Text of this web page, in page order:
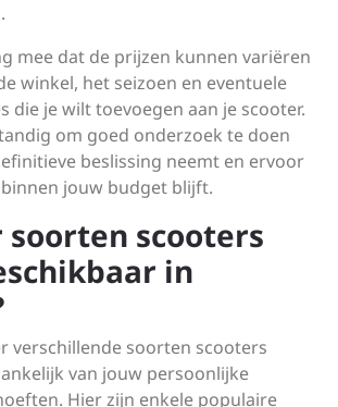
mee dat de prijzen kunnen variëren
winkel, het seizoen en eventuele
die je wilt toevoegen aan je scooter.
om goed onderzoek te doen
beslissing neemt en ervoor
jouw budget blijft.
soorten scooters
in
verschillende soorten scooters
van jouw persoonlijke
Hier zijn enkele populaire